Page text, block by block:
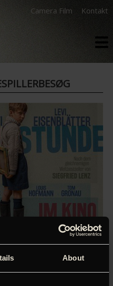
About
Camera Film Kontakt
kulturelle venskabsår byder